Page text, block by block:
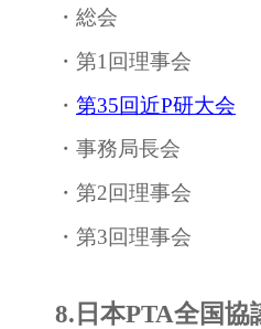
・総会
・第1回理事会
・ 第35回近P研大会
・事務局長会
・第2回理事会
・第3回理事会
8.日本PTA全国協